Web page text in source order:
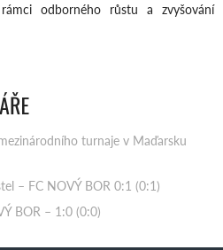
odborného růstu a zvyšování
turnaje v Maďarsku
– FC NOVÝ BOR 0:1 (0:1)
BOR – 1:0 (0:0)